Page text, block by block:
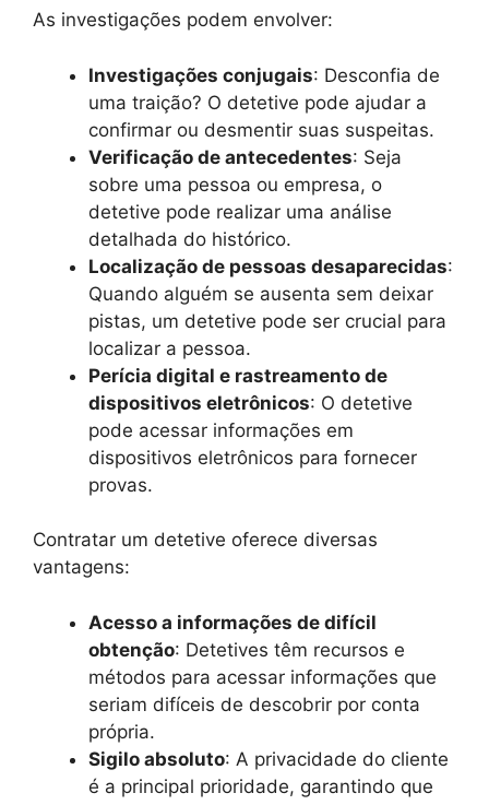
As investigações podem envolver:
Investigações conjugais: Desconfia de
uma traição? O detetive pode ajudar a
confirmar ou desmentir suas suspeitas.
Verificação de antecedentes: Seja
sobre uma pessoa ou empresa, o
detetive pode realizar uma análise
detalhada do histórico.
Localização de pessoas desaparecidas:
Quando alguém se ausenta sem deixar
pistas, um detetive pode ser crucial para
localizar a pessoa.
Perícia digital e rastreamento de
dispositivos eletrônicos: O detetive
pode acessar informações em
dispositivos eletrônicos para fornecer
provas.
Contratar um detetive oferece diversas
vantagens:
Acesso a informações de difícil
obtenção: Detetives têm recursos e
métodos para acessar informações que
seriam difíceis de descobrir por conta
própria.
Sigilo absoluto: A privacidade do cliente
é a principal prioridade, garantindo que